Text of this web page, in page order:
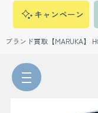
キャンペーン
ブランド買取【MARUKA】